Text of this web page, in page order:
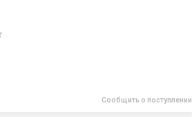
Сообщить о поступлении